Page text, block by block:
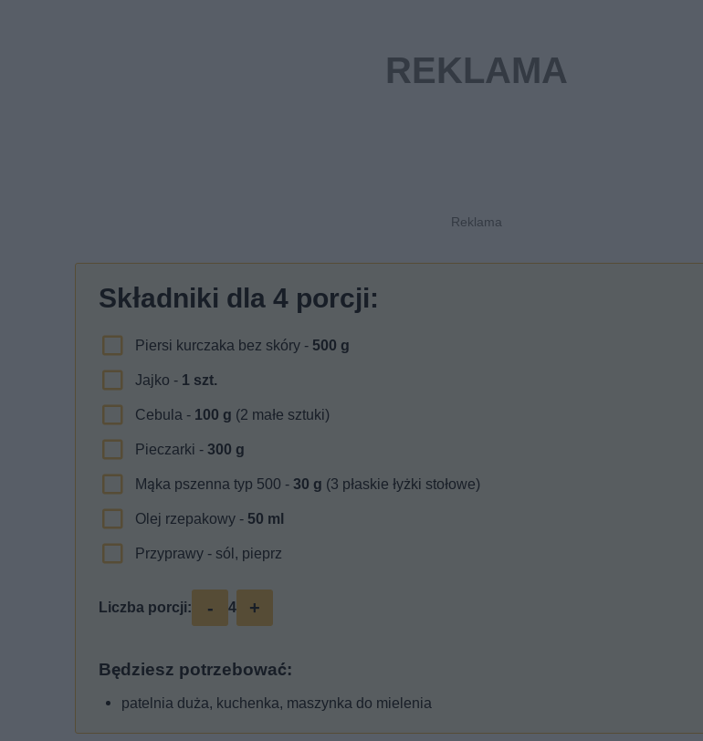
Składniki dla 4 porcji:
Piersi kurczaka bez skóry - 500 g
Jajko - 1 szt.
Cebula - 100 g (2 małe sztuki)
Pieczarki - 300 g
Mąka pszenna typ 500 - 30 g (3 płaskie łyżki stołowe)
Olej rzepakowy - 50 ml
Przyprawy - sól, pieprz
Liczba porcji: - 4 +
Będziesz potrzebować:
patelnia duża, kuchenka, maszynka do mielenia